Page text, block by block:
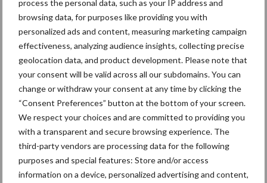
process the personal data, such as your IP address and
browsing data, for purposes like providing you with
personalized ads and content, measuring marketing campaign
effectiveness, analyzing audience insights, collecting precise
geolocation data, and product development. Please note that
your consent will be valid across all our subdomains. You can
change or withdraw your consent at any time by clicking the
“Consent Preferences” button at the bottom of your screen.
We respect your choices and are committed to providing you
with a transparent and secure browsing experience. The
third-party vendors are processing data for the following
purposes and special features: Store and/or access
information on a device, personalized advertising and content,
Primaire
Sidebar
Recent nieuws Partner nieuws
7 aug
Britse varkenssector vreest
afzetcrisis in het najaar
7 aug
Hittestress: wat gebeurt er en hoe
kunnen we het voorkomen?
5 aug
“Vraag naar praktische